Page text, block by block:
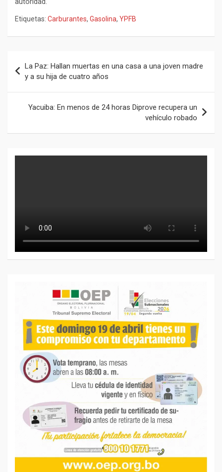
Etiquetas: Carburantes, Gasolina, YPFB
de
entradas
La Paz: Hallan muertas en una casa a una joven madre
y a su hija de cuatro años
Yacuiba: En menos de 24 horas Diprove recupera un
vehículo robado